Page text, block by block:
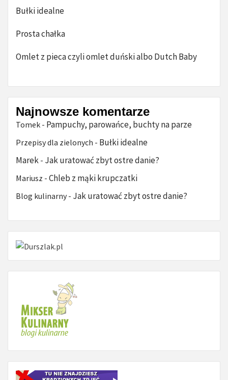
Bułki idealne
Prosta chałka
Omlet z pieca czyli omlet duński albo Dutch Baby
Najnowsze komentarze
Tomek - Pampuchy, parowańce, buchty na parze
Przepisy dla zielonych - Bułki idealne
Marek - Jak uratować zbyt ostre danie?
Mariusz - Chleb z mąki krupczatki
Blog kulinarny- Jak uratować zbyt ostre danie?